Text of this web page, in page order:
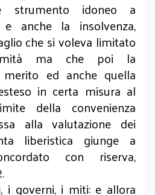
strumento idoneo a
anche la insolvenza,
che si voleva limitato
ma che poi la
ed anche quella
in certa misura al
della convenienza
alla valutazione dei
liberistica giunge a
con riserva,
i governi, i miti: e allora